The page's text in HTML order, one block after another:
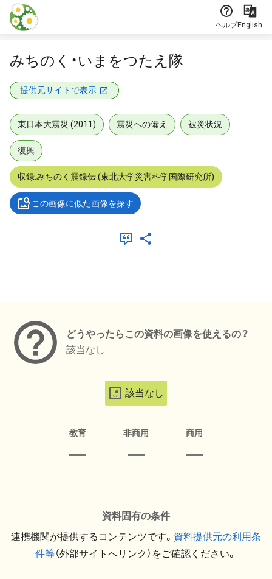
本文に飛ぶ
ヘルプEnglish
みちのく・いまをつたえ隊
提供元サイトで表示
東日本大震災 (2011) 震災への備え 被災状況
復興
収録:みちのく震録伝 (東北大学災害科学国際研究所)
この画像に似た画像を探す
どうやったらこの資料の画像を使えるの？
該当なし
該当なし
教育 非商用 商用
資料固有の条件
連携機関が提供するコンテンツです。 資料提供元の利用条
件等（外部サイトへリンク）をご確認ください。